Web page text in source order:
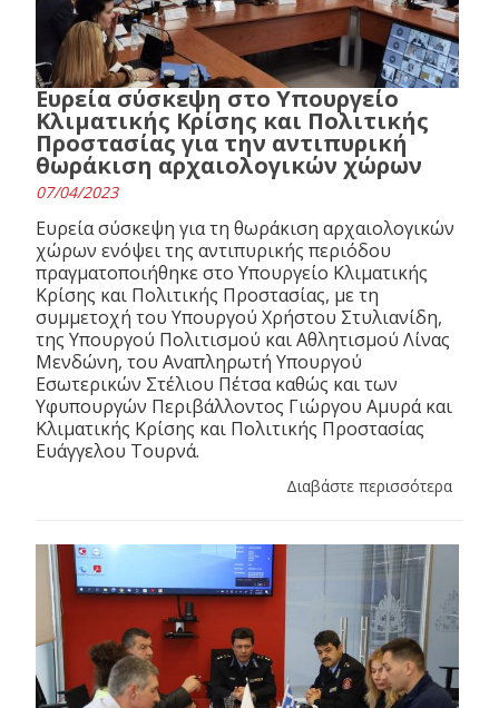
Ευρεία σύσκεψη στο Υπουργείο
Κλιματικής Κρίσης και Πολιτικής
Προστασίας για την αντιπυρική
θωράκιση αρχαιολογικών χώρων
07/04/2023
Ευρεία σύσκεψη για τη θωράκιση αρχαιολογικών
χώρων ενόψει της αντιπυρικής περιόδου
πραγματοποιήθηκε στο Υπουργείο Κλιματικής
Κρίσης και Πολιτικής Προστασίας, με τη
συμμετοχή του Υπουργού Χρήστου Στυλιανίδη,
της Υπουργού Πολιτισμού και Αθλητισμού Λίνας
Μενδώνη, του Αναπληρωτή Υπουργού
Εσωτερικών Στέλιου Πέτσα καθώς και των
Υφυπουργών Περιβάλλοντος Γιώργου Αμυρά και
Κλιματικής Κρίσης και Πολιτικής Προστασίας
Ευάγγελου Τουρνά.
Διαβάστε περισσότερα